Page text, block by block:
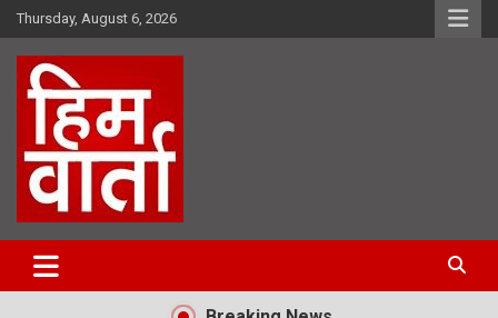
Skip
to
content
Thursday, August 6, 2026
Him Varta